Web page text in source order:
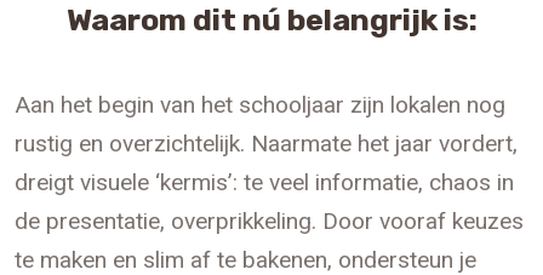
Waarom dit nú belangrijk is:
Aan het begin van het schooljaar zijn lokalen nog
rustig en overzichtelijk. Naarmate het jaar vordert,
dreigt visuele ‘kermis’: te veel informatie, chaos in
de presentatie, overprikkeling. Door vooraf keuzes
te maken en slim af te bakenen, ondersteun je